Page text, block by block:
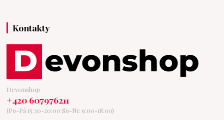
Kontakty
Devonshop
+420 607976211
(Po-Pá 15:30-20:00 So-Ne 9:00-18:00)